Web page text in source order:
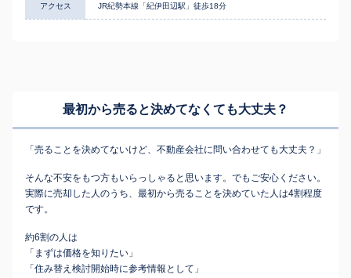
アクセス JR紀勢本線「紀伊田辺駅」徒歩18分
最初から売ると決めてなくても大丈夫？
「売ることを決めてないけど、不動産会社に問い合わせても大丈夫？」
そんな不安をもつ方もいらっしゃると思います。でもご安心ください。
実際に売却した人のうち、最初から売ることを決めていた人は4割程度
です。
約6割の人は
「まずは価格を知りたい」
「住み替え検討開始時に参考情報として」